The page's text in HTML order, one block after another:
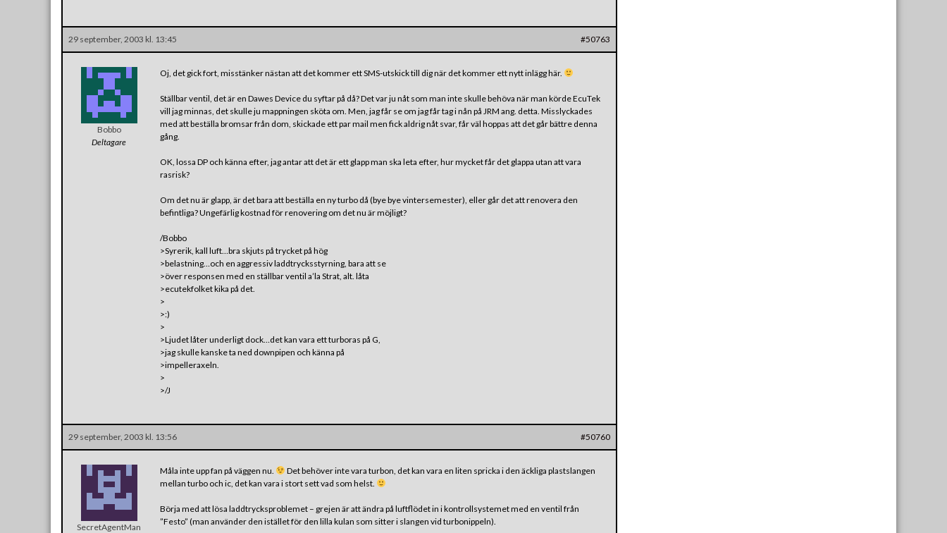
29 september, 2003 kl. 13:45 #50763
Bobbo
Deltagare
Oj, det gick fort, misstänker nästan att det kommer ett SMS-utskick till dig när det kommer ett nytt inlägg här.
Ställbar ventil, det är en Dawes Device du syftar på då? Det var ju nåt som man inte skulle behöva när man körde EcuTek
vill jag minnas, det skulle ju mappningen sköta om. Men, jag får se om jag får tag i nån på JRM ang. detta. Misslyckades
med att beställa bromsar från dom, skickade ett par mail men fick aldrig nåt svar, får väl hoppas att det går bättre denna
gång.
OK, lossa DP och känna efter, jag antar att det är ett glapp man ska leta efter, hur mycket får det glappa utan att vara
rasrisk?
Om det nu är glapp, är det bara att beställa en ny turbo då (bye bye vintersemester), eller går det att renovera den
befintliga? Ungefärlig kostnad för renovering om det nu är möjligt?
/Bobbo
>Syrerik, kall luft…bra skjuts på trycket på hög
>belastning…och en aggressiv laddtrycksstyrning, bara att se
>över responsen med en ställbar ventil a’la Strat, alt. låta
>ecutekfolket kika på det.
>
>:)
>
>Ljudet låter underligt dock…det kan vara ett turboras på G,
>jag skulle kanske ta ned downpipen och känna på
>impelleraxeln.
>
>/J
29 september, 2003 kl. 13:56 #50760
SecretAgentMan
Måla inte upp fan på väggen nu.
Det behöver inte vara turbon, det kan vara en liten spricka i den äckliga plastslangen
mellan turbo och ic, det kan vara i stort sett vad som helst.
Börja med att lösa laddtrycksproblemet – grejen är att ändra på luftflödet in i kontrollsystemet med en ventil från
”Festo” (man använder den istället för den lilla kulan som sitter i slangen vid turbonippeln).